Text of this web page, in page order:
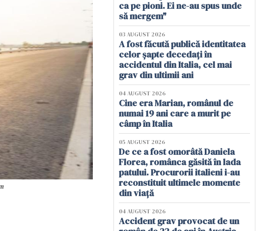
ca pe pioni. Ei ne-au spus unde
să mergem"
03 AUGUST 2026
A fost făcută publică identitatea
celor șapte decedați în
accidentul din Italia, cel mai
grav din ultimii ani
04 AUGUST 2026
Cine era Marian, românul de
numai 19 ani care a murit pe
câmp în Italia
05 AUGUST 2026
De ce a fost omorâtă Daniela
Florea, românca găsită în lada
patului. Procurorii italieni i-au
reconstituit ultimele momente
din viață
04 AUGUST 2026
Accident grav provocat de un